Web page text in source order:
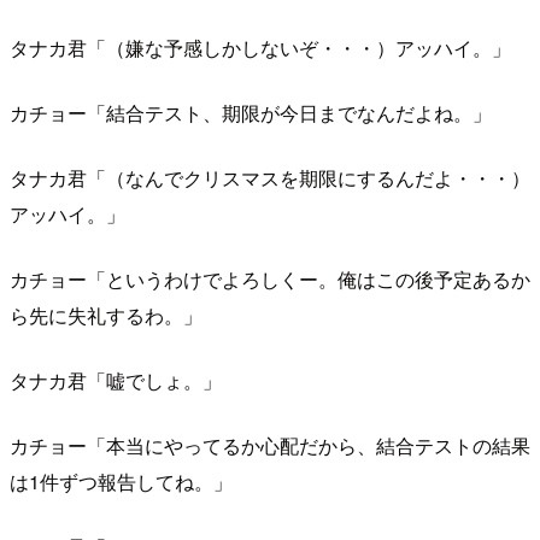
タナカ君「（嫌な予感しかしないぞ・・・）アッハイ。」
カチョー「結合テスト、期限が今日までなんだよね。」
タナカ君「（なんでクリスマスを期限にするんだよ・・・）
アッハイ。」
カチョー「というわけでよろしくー。俺はこの後予定あるか
ら先に失礼するわ。」
タナカ君「嘘でしょ。」
カチョー「本当にやってるか心配だから、結合テストの結果
は1件ずつ報告してね。」